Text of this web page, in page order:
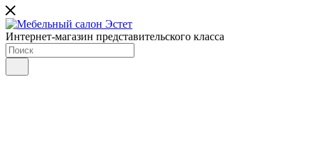
Интернет-магазин представительского класса